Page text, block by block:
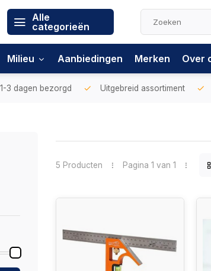
Alle
categorieën
Milieu Aanbiedingen Merken Over
3 dagen bezorgd Uitgebreid assortiment
5 Producten Pagina 1 van 1